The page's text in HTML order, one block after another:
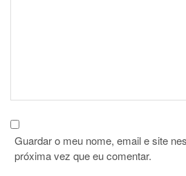
Guardar o meu nome, email e site
próxima vez que eu comentar.